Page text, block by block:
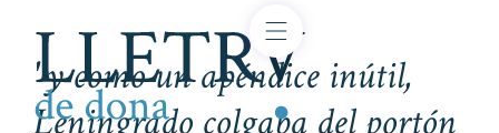
"y como un apéndice inútil,
Leningrado colgaba del portón